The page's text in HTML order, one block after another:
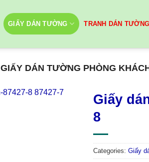
GIẤY DÁN TƯỜNG TRANH DÁN TƯỜNG
GIẤY DÁN TƯỜNG PHÒNG
Giấy
8
Categories: Giấy